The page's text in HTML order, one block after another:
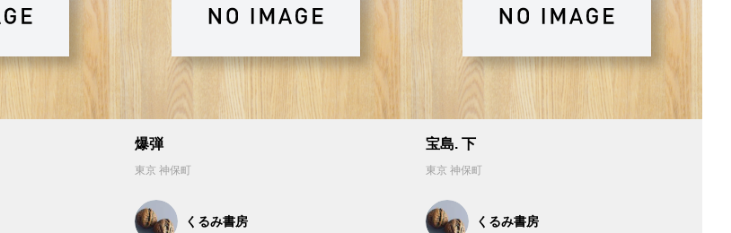
爆弾
東京 神保町
くるみ書房
宝島. 下
東京 神保町
くるみ書房